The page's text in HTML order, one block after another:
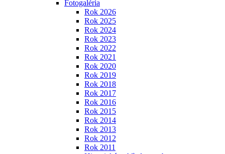
Fotogaléria
Rok 2026
Rok 2025
Rok 2024
Rok 2023
Rok 2022
Rok 2021
Rok 2020
Rok 2019
Rok 2018
Rok 2017
Rok 2016
Rok 2015
Rok 2014
Rok 2013
Rok 2012
Rok 2011